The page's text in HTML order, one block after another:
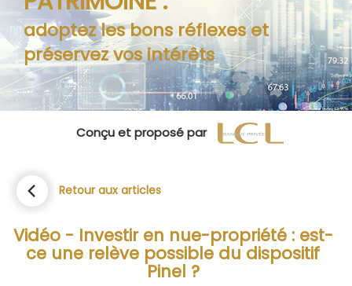
adoptez les bons réflexes et
préservez vos intérêts
Conçu et proposé par
Retour aux articles
Vidéo - Investir en nue-propriété : est-
ce une relève possible du dispositif
Pinel ?